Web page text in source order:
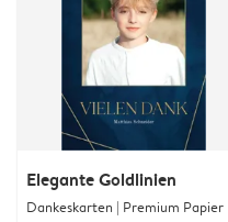
Elegante Goldlinien
Dankeskarten | Premium Papier